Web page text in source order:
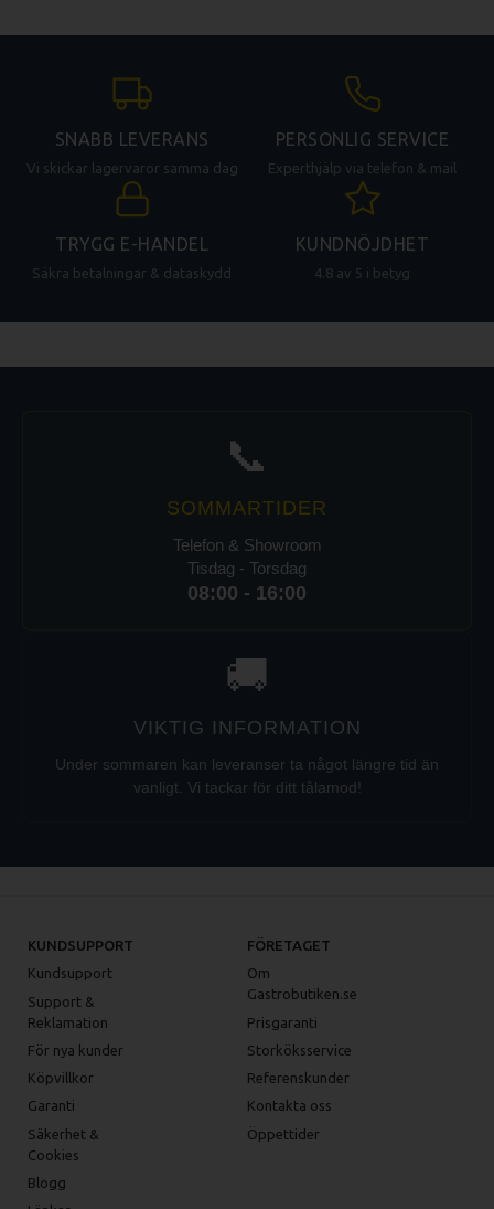
SNABB LEVERANS
Vi skickar lagervaror samma dag
PERSONLIG SERVICE
Experthjälp via telefon & mail
TRYGG E-HANDEL
Säkra betalningar & dataskydd
KUNDNÖJDHET
4.8 av 5 i betyg
📞
SOMMARTIDER
Telefon & Showroom
Tisdag - Torsdag
08:00 - 16:00
🚚
VIKTIG INFORMATION
Under sommaren kan leveranser ta något längre tid än
vanligt. Vi tackar för ditt tålamod!
KUNDSUPPORT
Kundsupport
Support &
Reklamation
För nya kunder
Köpvillkor
Garanti
Säkerhet &
Cookies
Blogg
FÖRETAGET
Om
Gastrobutiken.se
Prisgaranti
Storköksservice
Referenskunder
Kontakta oss
Öppettider